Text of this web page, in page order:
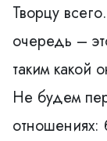
Творцу
очередь –
таким какой
Не будем
отношениях: